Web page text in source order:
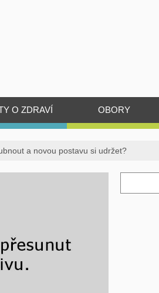
O ZDRAVÍ OBORY
a novou postavu si udržet?